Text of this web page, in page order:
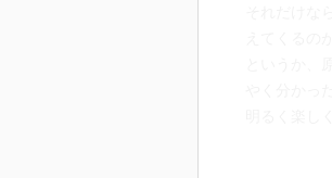
漫画版の